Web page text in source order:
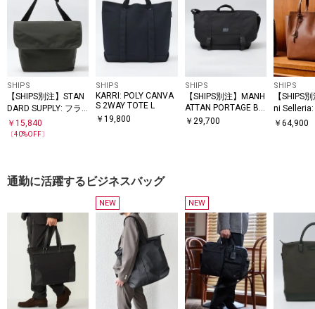
SHIPS
【SHIPS別注】STAN
DARD SUPPLY: フラ
ップ メッセンジャー
バッグ
￥ 15,840
〔40%OFF〕
SHIPS
KARRI: POLY CANVA
S 2WAY TOTE L
￥19,800
SHIPS
【SHIPS別注】MANH
ATTAN PORTAGE BL
ACK LABEL: メッセン
￥ 29,700
SHIPS
【SHIPS
ni
ートバッ
￥64,900
通勤に活躍するビジネスバッグ
NEW NEW